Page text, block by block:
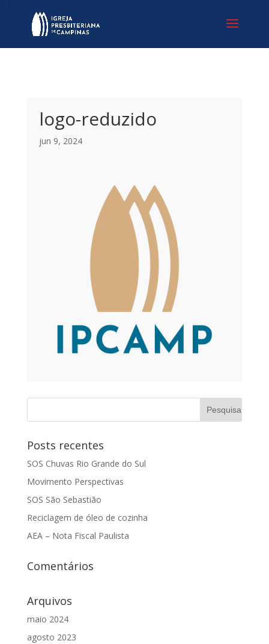
logo-reduzido
jun 9, 2024
Posts recentes
SOS Chuvas Rio Grande do Sul
Movimento Perspectivas
SOS São Sebastião
Reciclagem de óleo de cozinha
AEA – Nota Fiscal Paulista
Comentários
Arquivos
maio 2024
agosto 2023